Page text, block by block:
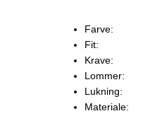
Farve:
Fit:
Krave:
Lommer:
Lukning:
Materiale: